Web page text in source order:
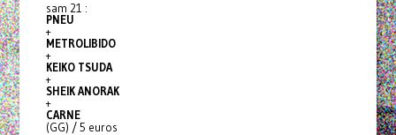
sam 21 :
PNEU
+
METROLIBIDO
+
KEIKO TSUDA
+
SHEIK ANORAK
+
CARNE
(GG) / 5 euros